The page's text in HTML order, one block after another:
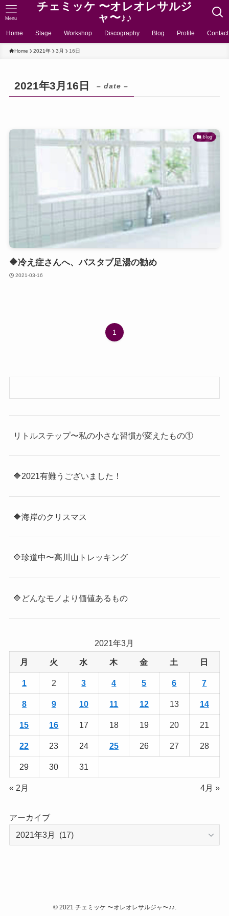
チェミッケ 〜オレオレサルジ
ャ〜♪♪
Menu
Home Stage Workshop Discography Blog Profile Contact
Home 2021年 3月 16日
2021年3月16日 – date –
blog
🔷冷え症さんへ、バスタブ足湯の勧め
2021-03-16
1
リトルステップ〜私の小さな習慣が変えたもの①
🔷2021有難うございました！
🔷海岸のクリスマス
🔷珍道中〜高川山トレッキング
🔷どんなモノより価値あるもの
2021年3月
月 火 水 木 金 土 日
1 2 3 4 5 6 7
8 9 10 11 12 13 14
15 16 17 18 19 20 21
22 23 24 25 26 27 28
29 30 31
« 2月 4月 »
アーカイブ
©2021 チェミッケ 〜オレオレサルジャ〜♪♪.